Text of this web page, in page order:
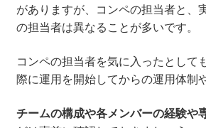
がありますが、コンペの担当者と、
の担当者は異なることが多いです。
コンペの担当者を気に入ったとして
際に運用を開始してからの運用体制
チームの構成や各メンバーの経験や